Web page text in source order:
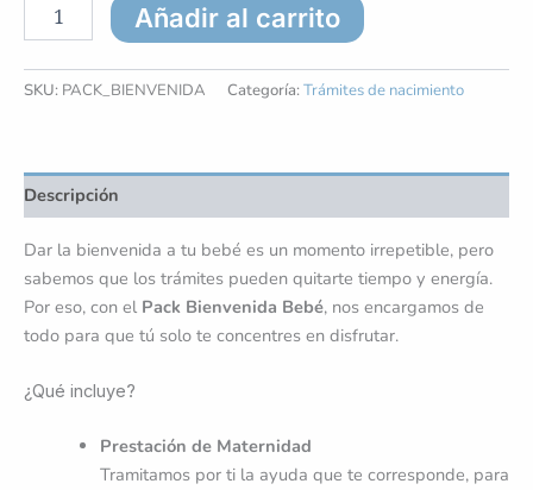
Añadir al carrito
SKU: PACK_BIENVENIDA Categoría:Trámites de nacimiento
Descripción
Dar la bienvenida a tu bebé es un momento irrepetible, pero
sabemos que los trámites pueden quitarte tiempo y energía.
Por eso, con el Pack Bienvenida Bebé, nos encargamos de
todo para que tú solo te concentres en disfrutar.
¿Qué incluye?
Prestación de Maternidad
Tramitamos por ti la ayuda que te corresponde, para